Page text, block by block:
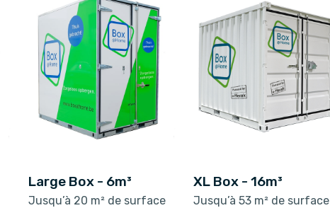
Large Box - 6m³
Jusqu’à 20 m² de surface
XL Box - 16m³
Jusqu’à 53 m² de surface